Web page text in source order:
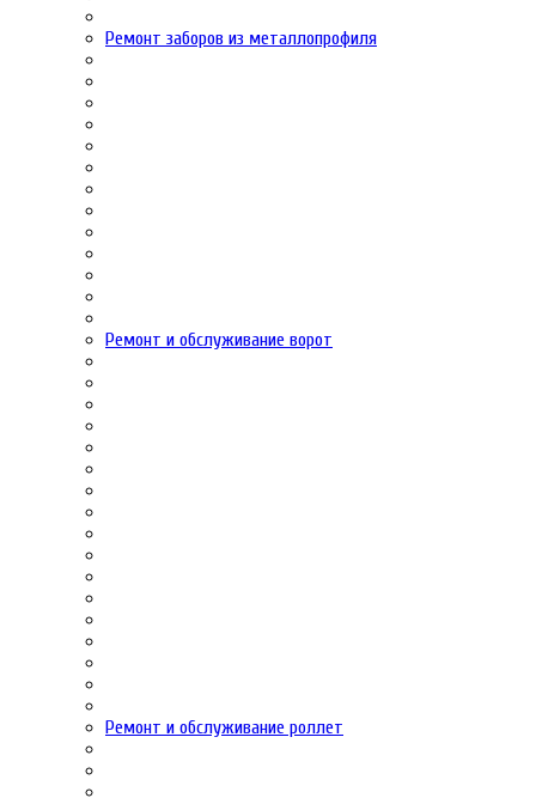
Ремонт заборов из металлопрофиля
Ремонт и обслуживание ворот
Ремонт и обслуживание роллет